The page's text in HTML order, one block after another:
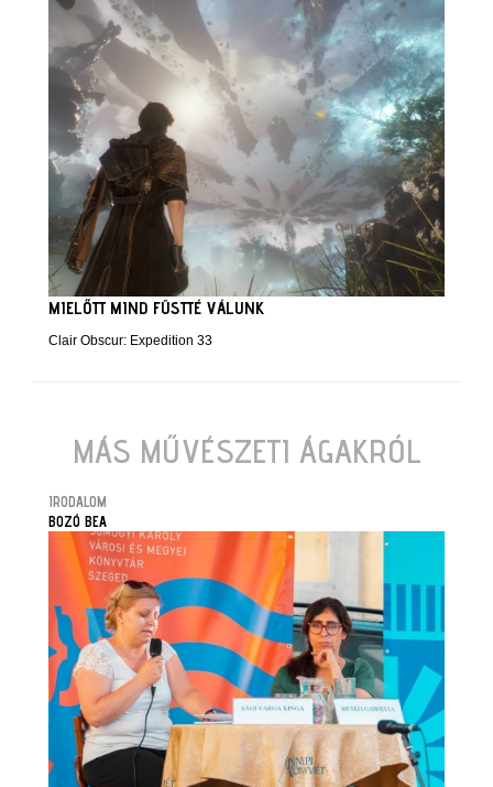
MIELŐTT MIND FÜSTTÉ VÁLUNK
Clair Obscur: Expedition 33
MÁS MŰVÉSZETI ÁGAKRÓL
IRODALOM
BOZÓ BEA